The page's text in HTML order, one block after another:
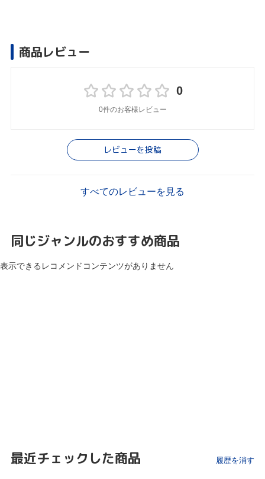
商品レビュー
0
0件のお客様レビュー
レビューを投稿
すべてのレビューを見る
同じジャンルのおすすめ商品
表示できるレコメンドコンテンツがありません
最近チェックした商品 履歴を消す